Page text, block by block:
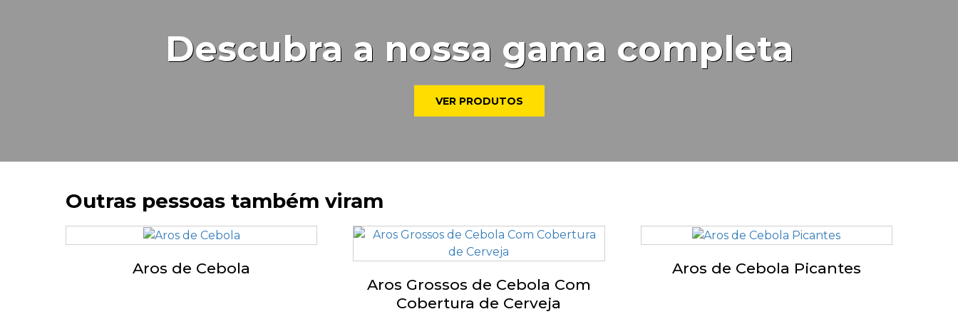
Descubra a nossa gama completa
VER PRODUTOS
Outras pessoas também viram
Aros de Cebola
Aros Grossos de Cebola Com
Cobertura de Cerveja
Aros de Cebola Picantes